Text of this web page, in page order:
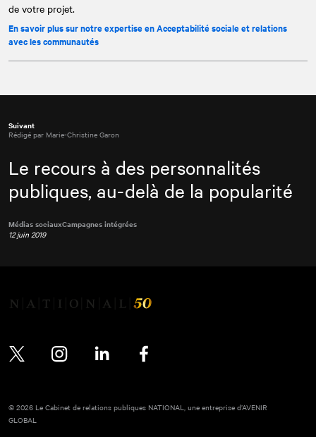
de votre projet.
En savoir plus sur notre expertise en Acceptabilité sociale et relations
avec les communautés
Suivant
Rédigé par Marie-Christine Garon
Le recours à des personnalités
publiques, au-delà de la popularité
Médias sociauxCampagnes intégrées
12 juin 2019
© 2026 Le Cabinet de relations publiques NATIONAL, une entreprise d’AVENIR
GLOBAL